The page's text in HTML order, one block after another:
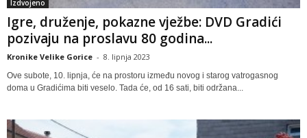
Izdvojeno
Igre, druženje, pokazne vježbe: DVD Gradići
pozivaju na proslavu 80 godina...
Kronike Velike Gorice - 8. lipnja 2023
Ove subote, 10. lipnja, će na prostoru između novog i starog vatrogasnog
doma u Gradićima biti veselo. Tada će, od 16 sati, biti održana...